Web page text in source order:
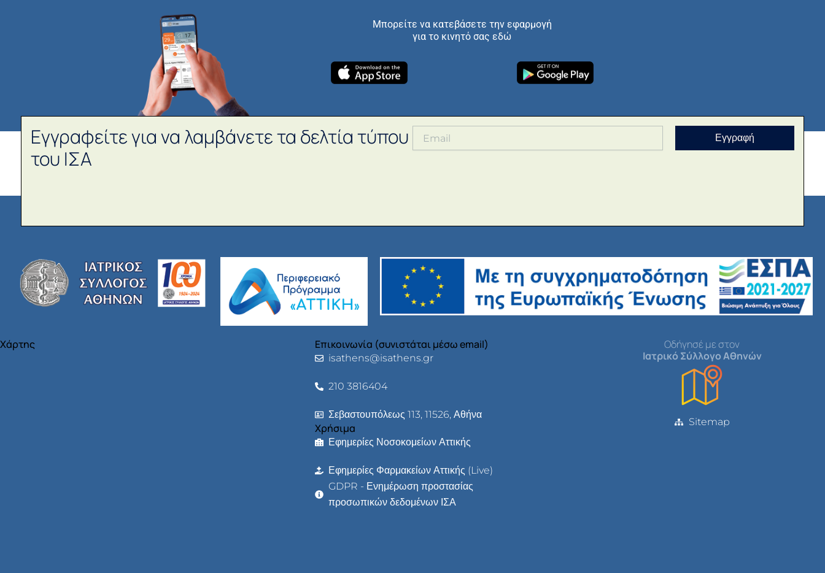
Μπορείτε να κατεβάσετε την εφαρμογή
για το κινητό σας εδώ
Εγγραφείτε για να λαμβάνετε τα δελτία τύπου
του ΙΣΑ
Εγγραφή
Χάρτης Επικοινωνία (συνιστάται μέσω email)
isathens@isathens.gr
210 3816404
Σεβαστουπόλεως 113, 11526, Αθήνα
Χρήσιμα
Εφημερίες Νοσοκομείων Αττικής
Εφημερίες Φαρμακείων Αττικής (Live)
GDPR - Ενημέρωση προστασίας
προσωπικών δεδομένων ΙΣΑ
Οδήγησέ με στον
Ιατρικό Σύλλογο Αθηνών
Sitemap